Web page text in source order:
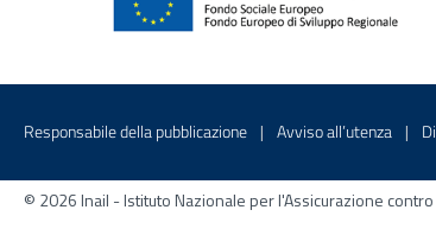
Menu di servizio
Responsabile della pubblicazione Sito interno - Apre in
Avviso all’utenza
© 2026 Inail - Istituto Nazionale per l'Assicurazione